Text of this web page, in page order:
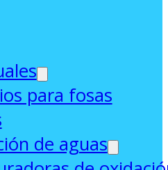
para fosas
de aguas